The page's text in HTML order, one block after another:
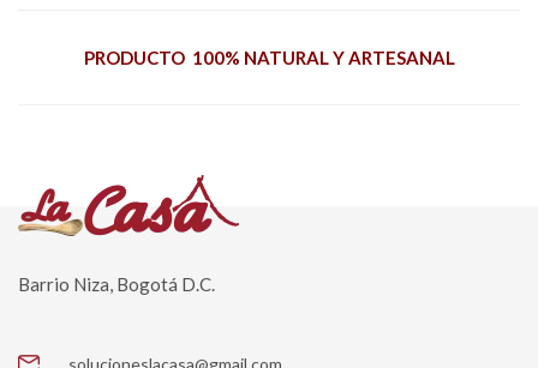
PRODUCTO 100% NATURAL Y ARTESANAL
Barrio Niza, Bogotá D.C.
solucioneslacasa@gmail.com